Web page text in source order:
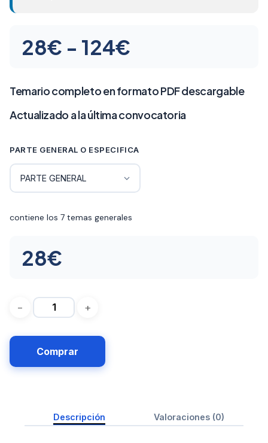
28€ - 124€
precios:
desde
28€
hasta
124€
Temario completo en formato PDF descargable
Actualizado a la última convocatoria
PARTE GENERAL O ESPECIFICA
contiene los 7 temas generales
28€
Comprar
Descripción Valoraciones (0)